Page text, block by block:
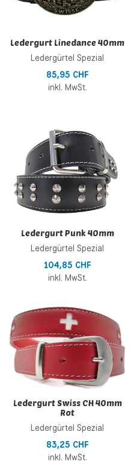
Ledergurt Linedance 40mm
Ledergürtel Spezial
85,95 CHF
inkl. MwSt.
Ledergurt Punk 40mm
Ledergürtel Spezial
104,85 CHF
inkl. MwSt.
Ledergurt Swiss CH 40mm
Rot
Ledergürtel Spezial
83,25 CHF
inkl. MwSt.